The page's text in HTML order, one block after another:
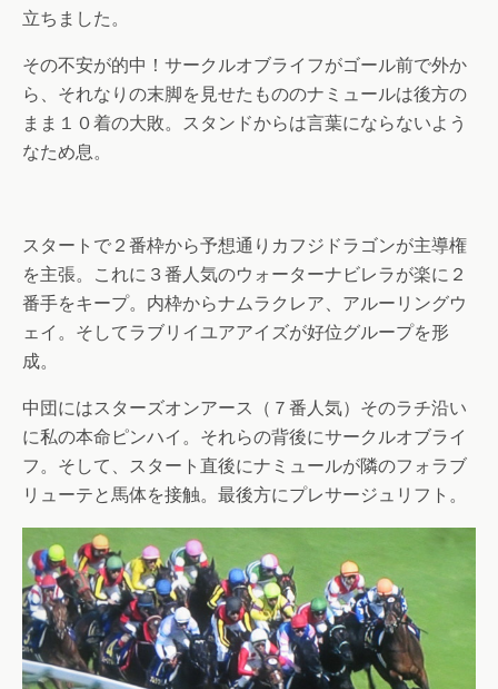
立ちました。
その不安が的中！サークルオブライフがゴール前で外か
ら、それなりの末脚を見せたもののナミュールは後方の
まま１０着の大敗。スタンドからは言葉にならないよう
なため息。
スタートで２番枠から予想通りカフジドラゴンが主導権
を主張。これに３番人気のウォーターナビレラが楽に２
番手をキープ。内枠からナムラクレア、アルーリングウ
ェイ。そしてラブリイユアアイズが好位グループを形
成。
中団にはスターズオンアース（７番人気）そのラチ沿い
に私の本命ピンハイ。それらの背後にサークルオブライ
フ。そして、スタート直後にナミュールが隣のフォラブ
リューテと馬体を接触。最後方にプレサージュリフト。